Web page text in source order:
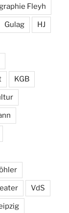
Fleyh
Gulag HJ
KGB
VdS